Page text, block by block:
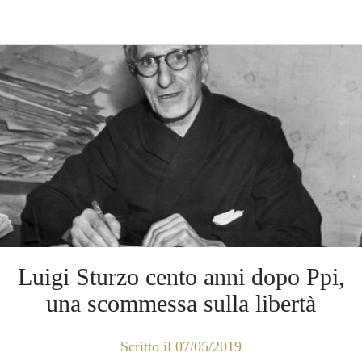
Luigi Sturzo cento anni dopo Ppi,
una scommessa sulla libertà
Scritto il 07/05/2019